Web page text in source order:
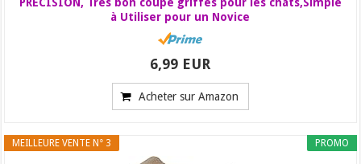
PRÉCISION, Très bon coupe griffes pour les chats,Simple
à Utiliser pour un Novice
6,99 EUR
Acheter sur Amazon
PROMO
MEILLEURE VENTE N° 3